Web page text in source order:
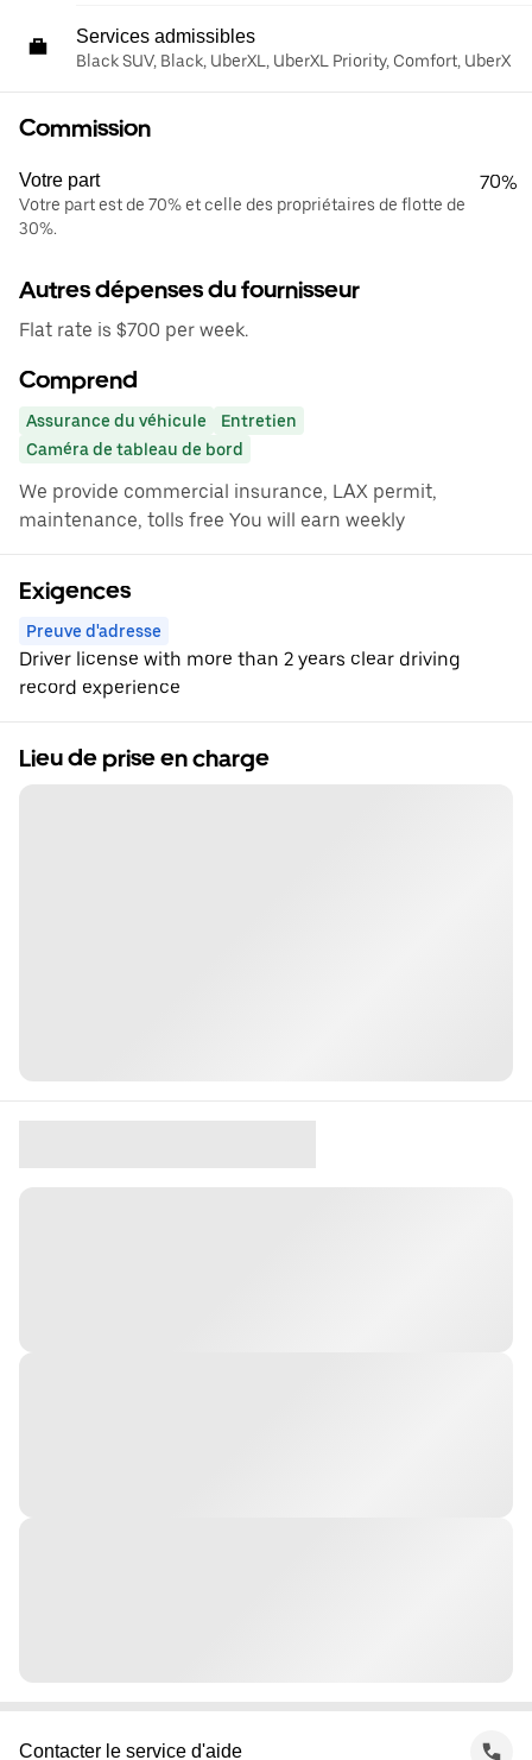
Services admissibles
Black SUV, Black, UberXL, UberXL Priority, Comfort, UberX
Commission
Votre part
Votre part est de 70% et celle des propriétaires de flotte de
30%.
70%
Autres dépenses du fournisseur
Flat rate is $700 per week.
Comprend
Assurance du véhicule
Entretien
Caméra de tableau de bord
We provide commercial insurance, LAX permit,
maintenance, tolls free You will earn weekly
Exigences
Preuve d'adresse
Driver license with more than 2 years clear driving
record experience
Lieu de prise en charge
Contacter le service d'aide